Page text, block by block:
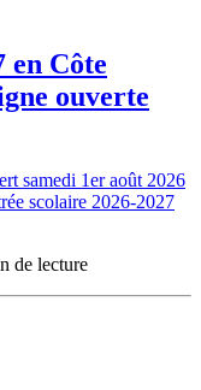
en Côte
ouverte
samedi 1er août 2026
scolaire 2026-2027
de lecture